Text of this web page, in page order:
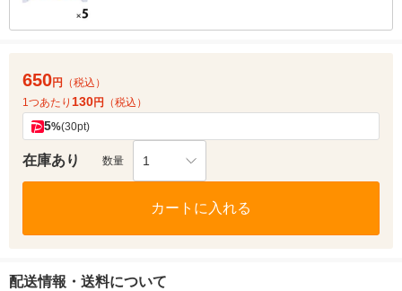
650円
（税込）
1つあたり 130円 （税込）
5%(30pt)
在庫あり 数量 1
カートに入れる
配送情報・送料について